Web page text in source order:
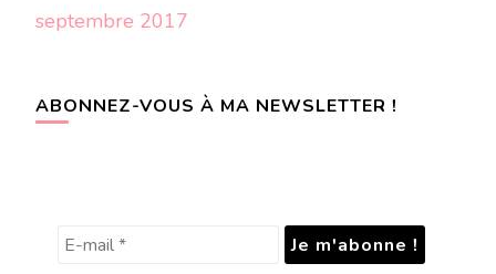
septembre 2017
ABONNEZ-VOUS À MA NEWSLETTER !